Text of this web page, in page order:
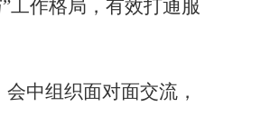
工作格局，有效打通服
会中组织面对面交流 ，